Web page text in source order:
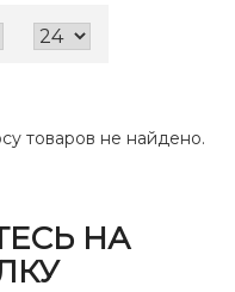
товаров не найдено.
НА